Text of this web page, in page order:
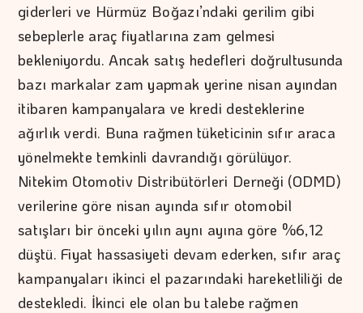
giderleri ve Hürmüz Boğazı’ndaki gerilim gibi
sebeplerle araç fiyatlarına zam gelmesi
bekleniyordu. Ancak satış hedefleri doğrultusunda
bazı markalar zam yapmak yerine nisan ayından
itibaren kampanyalara ve kredi desteklerine
ağırlık verdi. Buna rağmen tüketicinin sıfır araca
yönelmekte temkinli davrandığı görülüyor.
Nitekim Otomotiv Distribütörleri Derneği (ODMD)
verilerine göre nisan ayında sıfır otomobil
satışları bir önceki yılın aynı ayına göre %6,12
düştü. Fiyat hassasiyeti devam ederken, sıfır araç
kampanyaları ikinci el pazarındaki hareketliliği de
destekledi. İkinci ele olan bu talebe rağmen